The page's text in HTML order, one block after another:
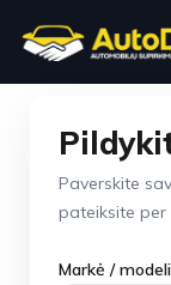
Paverskite
pateiksite per
Markė /